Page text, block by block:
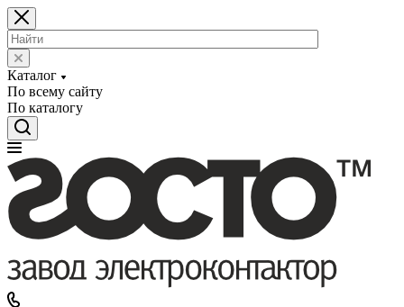
Каталог
По всему сайту
По каталогу